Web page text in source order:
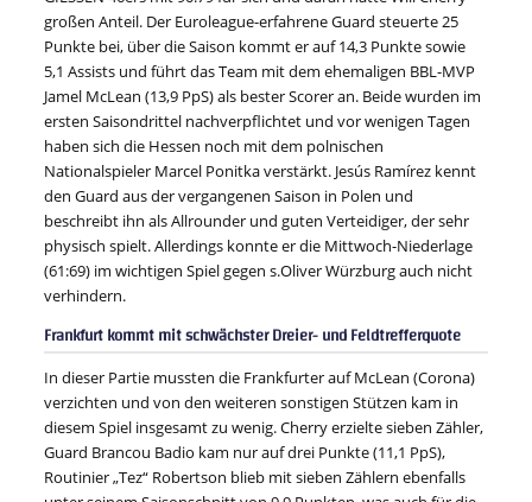
großen Anteil. Der Euroleague-erfahrene Guard steuerte 25
Punkte bei, über die Saison kommt er auf 14,3 Punkte sowie
5,1 Assists und führt das Team mit dem ehemaligen BBL-MVP
Jamel McLean (13,9 PpS) als bester Scorer an. Beide wurden im
ersten Saisondrittel nachverpflichtet und vor wenigen Tagen
haben sich die Hessen noch mit dem polnischen
Nationalspieler Marcel Ponitka verstärkt. Jesús Ramírez kennt
den Guard aus der vergangenen Saison in Polen und
beschreibt ihn als Allrounder und guten Verteidiger, der sehr
physisch spielt. Allerdings konnte er die Mittwoch-Niederlage
(61:69) im wichtigen Spiel gegen s.Oliver Würzburg auch nicht
verhindern.
Frankfurt kommt mit schwächster Dreier- und Feldtrefferquote
In dieser Partie mussten die Frankfurter auf McLean (Corona)
verzichten und von den weiteren sonstigen Stützen kam in
diesem Spiel insgesamt zu wenig. Cherry erzielte sieben Zähler,
Guard Brancou Badio kam nur auf drei Punkte (11,1 PpS),
Routinier „Tez“ Robertson blieb mit sieben Zählern ebenfalls